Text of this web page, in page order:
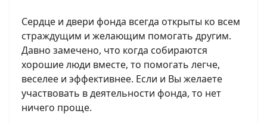
Сердце и двери фонда всегда открыты ко всем
страждущим и желающим помогать другим.
Давно замечено, что когда собираются
хорошие люди вместе, то помогать легче,
веселее и эффективнее. Если и Вы желаете
участвовать в деятельности фонда, то нет
ничего проще.